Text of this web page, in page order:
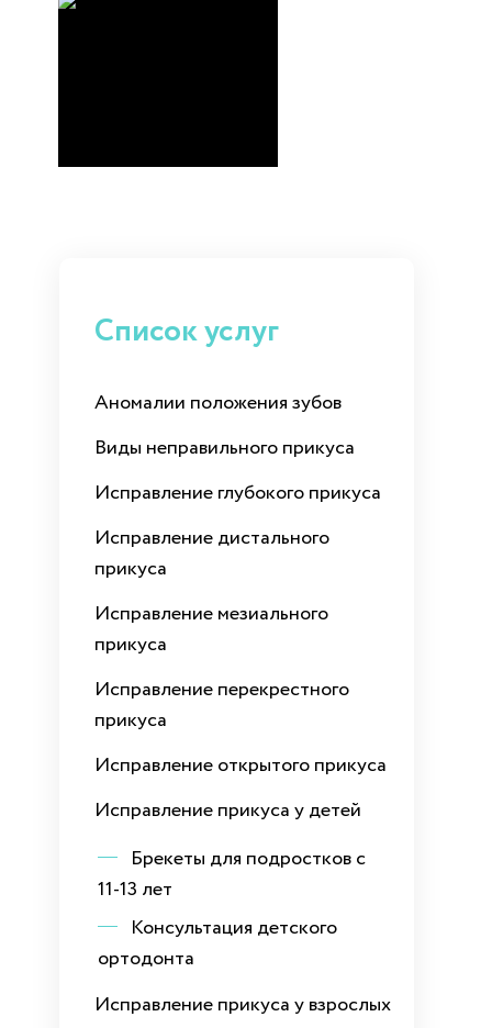
Список услуг
Аномалии положения зубов
Виды неправильного прикуса
Исправление глубокого прикуса
Исправление дистального
прикуса
Исправление мезиального
прикуса
Исправление перекрестного
прикуса
Исправление открытого прикуса
Исправление прикуса у детей
Брекеты для подростков с
11-13 лет
Консультация детского
ортодонта
Исправление прикуса у взрослых